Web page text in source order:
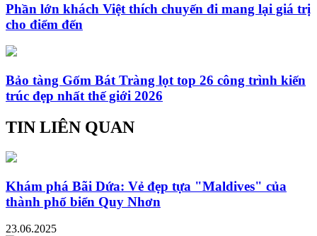
Phần lớn khách Việt thích chuyến đi mang lại giá trị
cho điểm đến
Bảo tàng Gốm Bát Tràng lọt top 26 công trình kiến
trúc đẹp nhất thế giới 2026
TIN LIÊN QUAN
Khám phá Bãi Dứa: Vẻ đẹp tựa "Maldives" của
thành phố biển Quy Nhơn
23.06.2025